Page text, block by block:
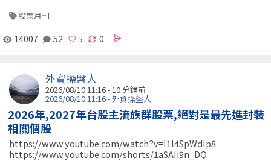
股票月刊
14007 52 0
外資操盤人
2026/08/10 11:16 - 10 分鐘前
2026/08/10 11:16 - 外資操盤人
2026年,2027年台股主流族群股票,絕對是最先進封裝
相關個股
https://www.youtube.com/watch?v=I1l4SpWdIp8
https://www.youtube.com/shorts/1aSAIi9n_DQ